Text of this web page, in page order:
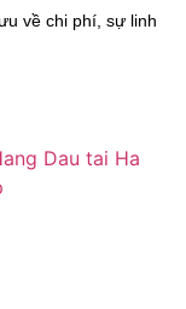
về chi phí, sự linh